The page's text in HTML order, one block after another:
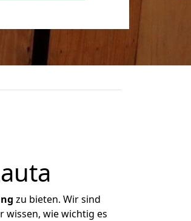
zu bieten. Wir sind
wissen, wie wichtig es